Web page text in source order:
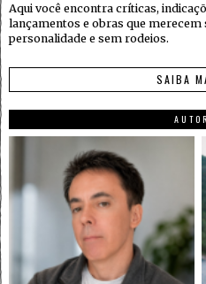
Aqui você encontra críticas,
lançamentos e obras que
personalidade e sem rodeios.
SAIBA